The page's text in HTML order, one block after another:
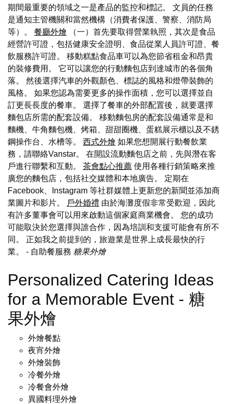
期間最重要的領域之一是產品的監控和標記。 文員的任務
是通知主管機關和當然機構（消費者保護、警察、消防局
等）。 餐廳外燴 （一）首先要取得營業執照，其次是食品
經營許可證，包括健康安全證明、食品從業人員許可證、餐
飲服務許可證。 移動糕點食品車可以為您節省租金和昂貴
的裝修費用。 它可以讓您的行動麵包店到達城市的各個角
落。 然後選擇汽車的外觀顏色、標誌的風格和燈帶裝飾的
風格。 如果您認為需要更多的操作面積，您可以選擇並自
訂更長長度的餐車。 選擇了餐車的外部配置後，就要選擇
麵包店所需的配套設備。 移動麵包房的配套設備通常是和
麵機、牛角麵包機、烤箱、甜甜圈機、蛋糕展示櫃以及不銹
鋼操作台、水槽等。 西式外燴 如果您想開展行動餐飲業
務，請聯絡Vanstar。 在開設流動麵包店之前，先與潛在客
戶進行聯繫和互動。 茶會點心推薦 使用各種行銷策略來推
廣您的麵包店，包括社交媒體和本地廣告。 定期在
Facebook、Instagram 等社群媒體上更新您的新聞並添加商
業圖片和影片。
戶外婚禮 由於海灘度假非常受歡迎，因此
有許多董事會可以用來啟動這個家庭商業機會。 您的成功
可能取決於您選擇與誰合作，因為培訓和支援可能會有所不
同。 正如我之前提到的，旅遊業是世界上成長最快的行
業。 - 自助餐服務 糖果外燴
Personalized Catering Ideas
for a Memorable Event - 糖
果外燴
外燴餐點
夜宵外燴
外燴裝飾
冷餐外燴
冷餐會外燴
異國料理外燴